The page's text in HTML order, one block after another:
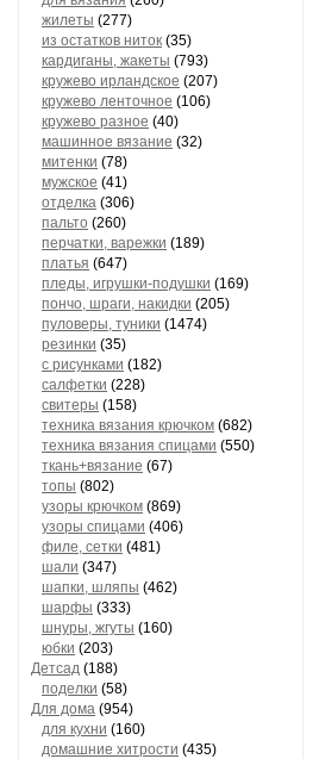
жилеты (277)
из остатков ниток (35)
кардиганы, жакеты (793)
кружево ирландское (207)
кружево ленточное (106)
кружево разное (40)
машинное вязание (32)
митенки (78)
мужское (41)
отделка (306)
пальто (260)
перчатки, варежки (189)
платья (647)
пледы, игрушки-подушки (169)
пончо, шраги, накидки (205)
пуловеры, туники (1474)
резинки (35)
с рисунками (182)
салфетки (228)
свитеры (158)
техника вязания крючком (682)
техника вязания спицами (550)
ткань+вязание (67)
топы (802)
узоры крючком (869)
узоры спицами (406)
филе, сетки (481)
шали (347)
шапки, шляпы (462)
шарфы (333)
шнуры, жгуты (160)
юбки (203)
Детсад (188)
поделки (58)
Для дома (954)
для кухни (160)
домашние хитрости (435)